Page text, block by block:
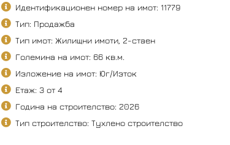
Идентификационен номер на имот: 11779
Тип: Продажба
Тип имот: Жилищни имоти, 2-стаен
Големина на имот: 66 кв.м.
Изложение на имот: Юг/Изток
Етаж: 3 от 4
Година на строителство: 2026
Тип строителство: Тухлено строителство